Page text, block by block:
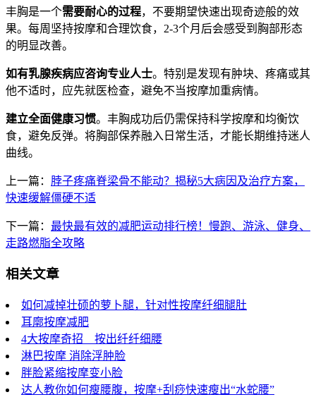
丰胸是一个需要耐心的过程，不要期望快速出现奇迹般的效
果。每周坚持按摩和合理饮食，2-3个月后会感受到胸部形态
的明显改善。
如有乳腺疾病应咨询专业人士。特别是发现有肿块、疼痛或其
他不适时，应先就医检查，避免不当按摩加重病情。
建立全面健康习惯。丰胸成功后仍需保持科学按摩和均衡饮
食，避免反弹。将胸部保养融入日常生活，才能长期维持迷人
曲线。
上一篇： 脖子疼痛脊梁骨不能动？揭秘5大病因及治疗方案，
快速缓解僵硬不适
下一篇： 最快最有效的减肥运动排行榜！慢跑、游泳、健身、
走路燃脂全攻略
相关文章
如何减掉壮硕的萝卜腿，针对性按摩纤细腿肚
耳廓按摩减肥
4大按摩奇招 按出纤纤细腰
淋巴按摩 消除浮肿脸
胖脸紧缩按摩变小脸
达人教你如何瘦腰腹，按摩+刮痧快速瘦出“水蛇腰”